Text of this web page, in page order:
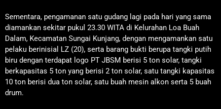
Sementara, pengamanan satu gudang lagi pada hari yang sama
diamankan sekitar pukul 23.30 WITA di Kelurahan Loa Buah
Dalam, Kecamatan Sungai Kunjang, dengan mengamankan satu
pelaku berinisial LZ (20), serta barang bukti berupa tangki putih
biru dengan terdapat logo PT JBSM berisi 5 ton solar, tangki
berkapasitas 5 ton yang berisi 2 ton solar, satu tangki kapasitas
10 ton berisi dua ton solar, satu buah mesin alkon serta 5 buah
drum.